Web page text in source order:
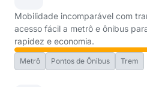
Mobilidade incomparável com
acesso fácil a metrô e ônibus
rapidez e economia.
Metrô Pontos de Ônibus Trem